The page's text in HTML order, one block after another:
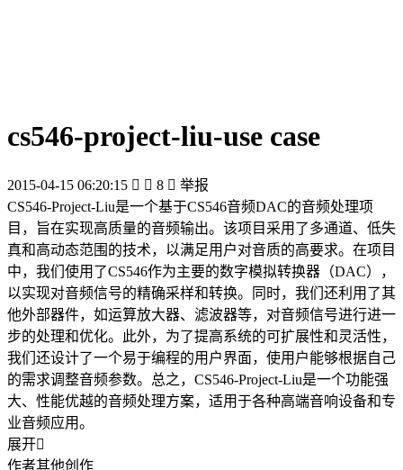
cs546-project-liu-use case
2015-04-15 06:20:15   8  举报
CS546-Project-Liu是一个基于CS546音频DAC的音频处理项
目，旨在实现高质量的音频输出。该项目采用了多通道、低失
真和高动态范围的技术，以满足用户对音质的高要求。在项目
中，我们使用了CS546作为主要的数字模拟转换器（DAC），
以实现对音频信号的精确采样和转换。同时，我们还利用了其
他外部器件，如运算放大器、滤波器等，对音频信号进行进一
步的处理和优化。此外，为了提高系统的可扩展性和灵活性，
我们还设计了一个易于编程的用户界面，使用户能够根据自己
的需求调整音频参数。总之，CS546-Project-Liu是一个功能强
大、性能优越的音频处理方案，适用于各种高端音响设备和专
业音频应用。
展开
作者其他创作